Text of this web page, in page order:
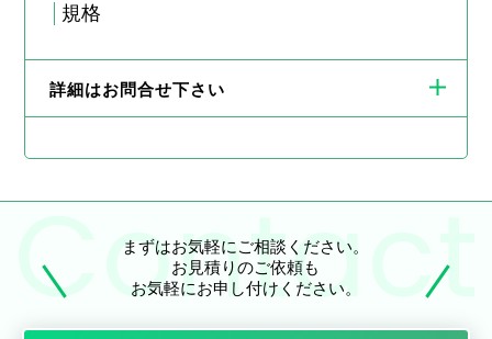
規格
詳細はお問合せ下さい
まずはお気軽にご相談ください。
お見積りのご依頼も
お気軽にお申し付けください。